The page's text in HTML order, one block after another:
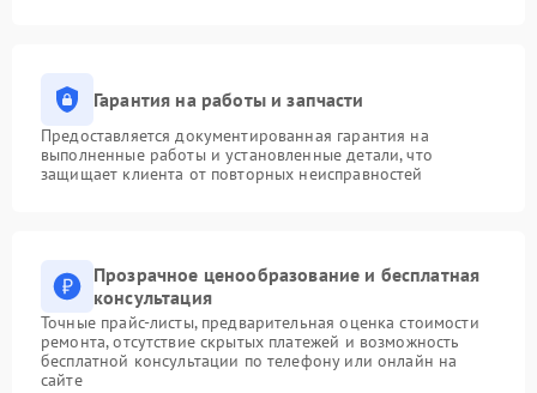
Гарантия на работы и запчасти
Предоставляется документированная гарантия на
выполненные работы и установленные детали, что
защищает клиента от повторных неисправностей
Прозрачное ценообразование и бесплатная
консультация
Точные прайс-листы, предварительная оценка стоимости
ремонта, отсутствие скрытых платежей и возможность
бесплатной консультации по телефону или онлайн на
сайте